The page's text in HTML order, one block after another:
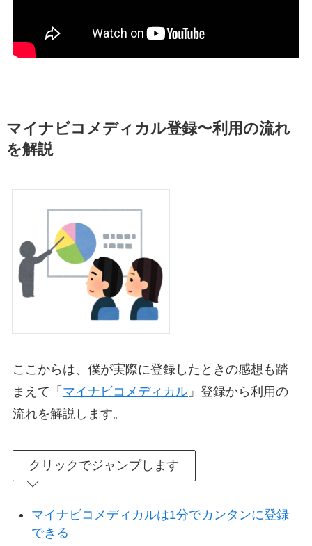
マイナビコメディカル登録〜利用の流れ
を解説
ここからは、僕が実際に登録したときの感想も踏
まえて「 マイナビコメディカル」登録から利用の
流れを解説します。
クリックでジャンプします
マイナビコメディカルは1分でカンタンに登録
できる